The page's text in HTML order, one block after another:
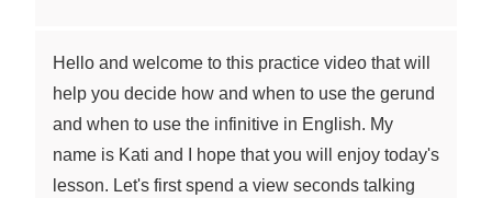
Hello and welcome to this practice video that will
help you decide how and when to use the gerund
and when to use the infinitive in English. My
name is Kati and I hope that you will enjoy today's
lesson. Let's first spend a view seconds talking